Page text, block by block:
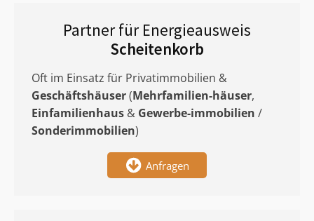
Partner für Energieausweis
Scheitenkorb
Oft im Einsatz für Privatimmobilien &
Geschäftshäuser(Mehrfamilien-häuser,
Einfamilienhaus & Gewerbe-immobilien /
Sonderimmobilien)
Anfragen